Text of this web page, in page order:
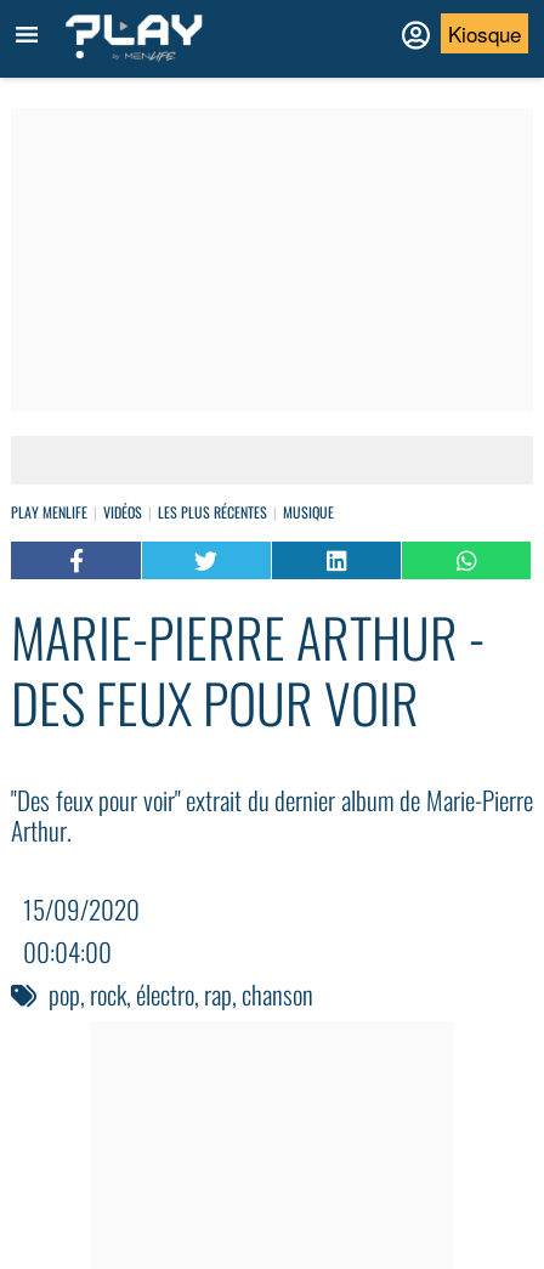
Kiosque
PLAY MENLIFE VIDÉOS LES PLUS RÉCENTES MUSIQUE
MARIE-PIERRE ARTHUR -
DES FEUX POUR VOIR
"Des feux pour voir" extrait du dernier album de Marie-Pierre
Arthur.
15/09/2020
00:04:00
pop,rock,électro,rap,chanson